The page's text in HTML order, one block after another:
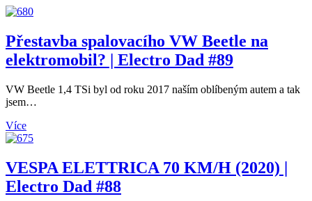
Přestavba spalovacího VW Beetle na
elektromobil? | Electro Dad #89
VW Beetle 1,4 TSi byl od roku 2017 naším oblíbeným autem a tak
jsem…
Více
VESPA ELETTRICA 70 KM/H (2020) |
Electro Dad #88